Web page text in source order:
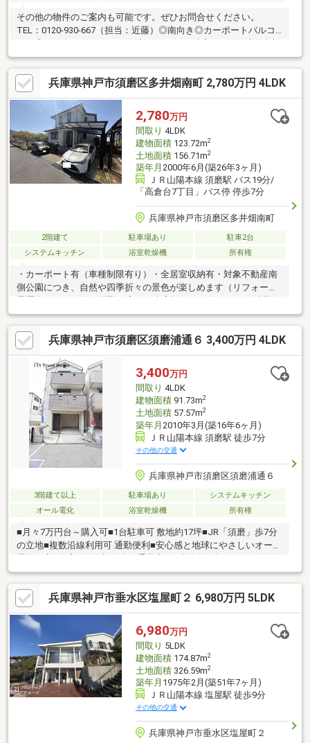
その他の物件のご案内も可能です。ぜひお問合せください。
TEL：0120-930-667（担当：近藤）◎南向き◎カーポートバルコ
ニー◎2025年９月リフォーム済・キッチン/浴室/トイレ/洗面台新
調・クロス/CF貼替・フローリング上張り・網戸張替■住宅ローン
についてのご提案■弊社は【お客様から住宅ローンあっせん手数
料を頂いておりません！】フルローンをご希望の方、勤続年数の
短い方、自営業の方、外国籍の方、また現在の他の借入れが気に
なる方、どんなお悩みもご相談下さい。提携銀行がたくさんござ
います。無理のない資金計画をご提案させていただきますので、
お気軽にご相談ください。
兵庫県神戸市須磨区多井畑南町 2,780万円 4LDK
2,780万円
間取り 4LDK
建物面積123.72m2
土地面積156.71m2
築年月 2000年6月(築26年3ヶ月)
ＪＲ山陽本線 須磨駅 バス19分/
「高倉台7丁目」バス停 停歩7分
兵庫県神戸市須磨区多井畑南町
2階建て 駐車場あり
駐車2台
システムキッチン
浴室乾燥機 所有権
・カーポート有（車種制限有り）・全居室収納有・対象不動産南
側公園につき、自然や四季折々の景色が楽しめます（リフォーム
証延長工事（5年保証有）・2025年12月 屋根補修工事・塗装、
外壁目地シーリング
兵庫県神戸市須磨区須磨浦通６ 3,400万円 4LDK
3,400万円
間取り 4LDK
建物面積91.73m2
土地面積57.57m2
築年月 2010年3月(築16年6ヶ月)
ＪＲ山陽本線 須磨駅 徒歩7分
その他の交通
兵庫県神戸市須磨区須磨浦通６
3階建て以上 駐車場あり
システムキッチン
オール電化
浴室乾燥機 所有権
■月々7万円台～購入可■1台駐車可 敷地約17坪■JR「須磨」歩7分
の立地■複数沿線利用可 通勤便利■安心感と地球にやさしいオール
電化住宅■全室2面採光 陽当り通風良好■建物約28坪 4LDK■3面採
光の明るい約16帖LDK■収納充実！全居室収納、パントリー■設備
充実！浴室乾燥機、食洗器など■生活動線良好！お手洗い×2ヶ所■
風通しの良い2・3階ダブルバルコニー■TVインターホン有◎2023
年リフォーム履歴有・洗面台・2階トイレ交換・クロス張替（洗面
所・トイレ）などお家探しは、『物件掲載数No.1』のトラストホ
ームにお任せください！ 0120-39-7710
兵庫県神戸市垂水区塩屋町２ 6,980万円 5LDK
6,980万円
間取り 5LDK
建物面積174.87m2
土地面積326.59m2
築年月 1975年2月(築51年7ヶ月)
ＪＲ山陽本線 塩屋駅 徒歩9分
その他の交通
兵庫県神戸市垂水区塩屋町２